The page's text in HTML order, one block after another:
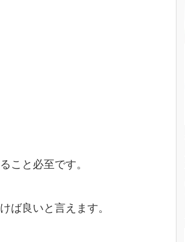
こと必至です。
ば良いと言えます。